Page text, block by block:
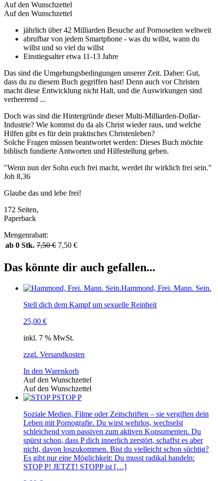
Auf den Wunschzettel
Auf den Wunschzettel
jährlich über 42 Milliarden Besuche auf Pornoseiten weltweit
abrufbar von jedem Smartphone - was du willst, wann du
willst und so viel du willst
Einstiegsalter etwa 11-13 Jahre
Das sind die Umgebungsbedingungen unserer Zeit. Daher: Gut,
dass du zu diesem Buch gegriffen hast! Denn auch vor Christen
macht diese Entwicklung nicht Halt, und die Auswirkungen sind
verheerend ...
Doch was sind die Hintergründe dieser Multi-Milliarden-Dollar-
Industrie? Wie kommst du da als Christ wieder raus, und welche
Hilfen gibt es für dein praktisches Christenleben?
Solche Fragen müssen beantwortet werden: Dieses Buch möchte
biblisch fundierte Antworten und Hilfestellung geben.
"Wenn nun der Sohn euch frei macht, werdet ihr wirklich frei sein."
Joh 8,36
Glaube das und lebe frei!
172 Seiten,
Paperback
Mengenrabatt:
ab 0 Stk. 7,50€ 7,50 €
Das könnte dir auch gefallen...
Hammond, Frei. Mann. Sein.
Stell dich dem Kampf um sexuelle Reinheit
25,00 €
inkl. 7 % MwSt.
zzgl. Versandkosten
In den Warenkorb
Auf den Wunschzettel
Auf den Wunschzettel
STOP P
Soziale Medien, Filme oder Zeitschriften – sie vergiften dein
Leben mit Pornografie. Du wirst wehrlos, wechselst
schleichend vom passiven zum aktiven Konsumenten. Du
spürst schon, dass P dich innerlich zerstört, schaffst es aber
nicht, davon loszukommen. Bist du vielleicht schon süchtig?
Es gibt nur eine Möglichkeit: Du musst radikal handeln:
STOP P! JETZT! STOPP ist […]